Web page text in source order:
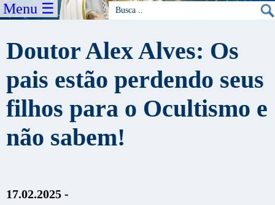
Menu ☰
Doutor Alex Alves: Os
pais estão perdendo seus
filhos para o Ocultismo e
não sabem!
17.02.2025 -